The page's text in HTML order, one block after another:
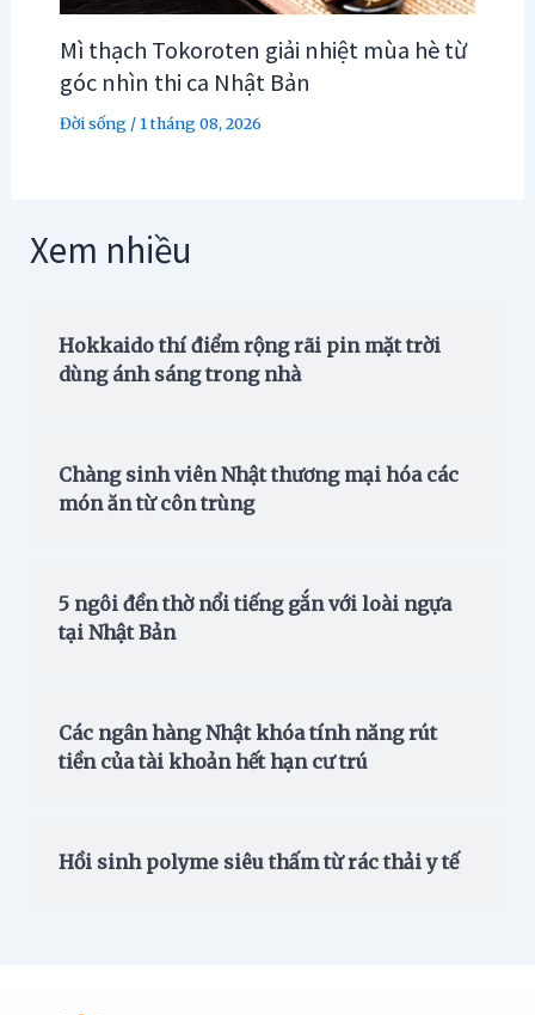
Mì thạch Tokoroten giải nhiệt mùa hè từ
góc nhìn thi ca Nhật Bản
Đời sống/1 tháng 08, 2026
Xem nhiều
Hokkaido thí điểm rộng rãi pin mặt trời
dùng ánh sáng trong nhà
Chàng sinh viên Nhật thương mại hóa các
món ăn từ côn trùng
5 ngôi đền thờ nổi tiếng gắn với loài ngựa
tại Nhật Bản
Các ngân hàng Nhật khóa tính năng rút
tiền của tài khoản hết hạn cư trú
Hồi sinh polyme siêu thấm từ rác thải y tế